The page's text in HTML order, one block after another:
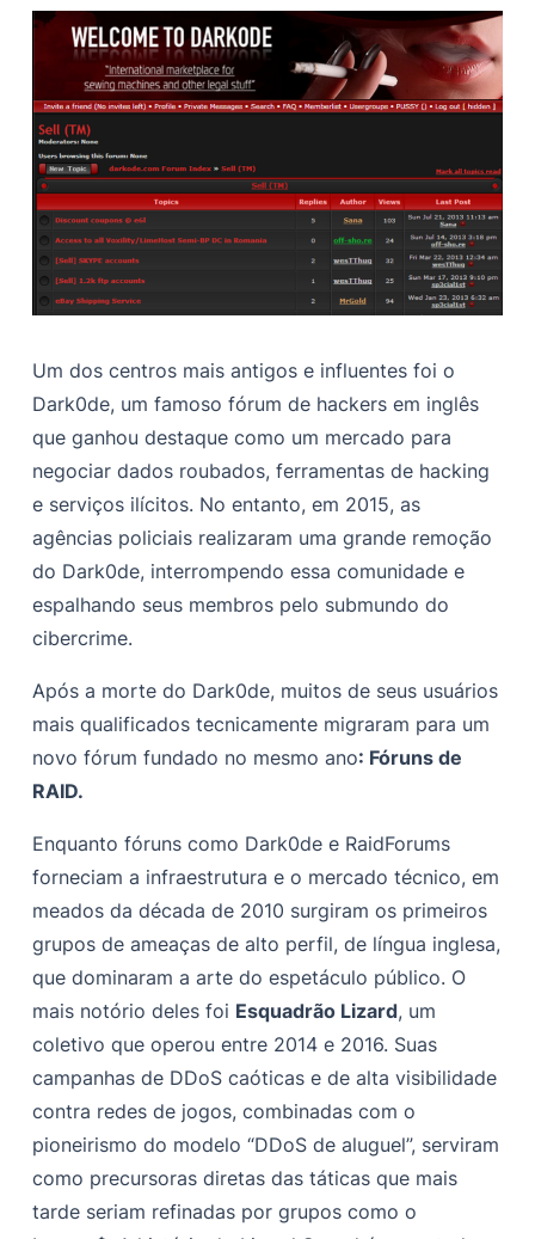
Um dos centros mais antigos e influentes foi o
Dark0de, um famoso fórum de hackers em inglês
que ganhou destaque como um mercado para
negociar dados roubados, ferramentas de hacking
e serviços ilícitos. No entanto, em 2015, as
agências policiais realizaram uma grande remoção
do Dark0de, interrompendo essa comunidade e
espalhando seus membros pelo submundo do
cibercrime.
Após a morte do Dark0de, muitos de seus usuários
mais qualificados tecnicamente migraram para um
novo fórum fundado no mesmo ano: Fóruns de
RAID.
Enquanto fóruns como Dark0de e RaidForums
forneciam a infraestrutura e o mercado técnico, em
meados da década de 2010 surgiram os primeiros
grupos de ameaças de alto perfil, de língua inglesa,
que dominaram a arte do espetáculo público. O
mais notório deles foi Esquadrão Lizard, um
coletivo que operou entre 2014 e 2016. Suas
campanhas de DDoS caóticas e de alta visibilidade
contra redes de jogos, combinadas com o
pioneirismo do modelo “DDoS de aluguel”, serviram
como precursoras diretas das táticas que mais
tarde seriam refinadas por grupos como o